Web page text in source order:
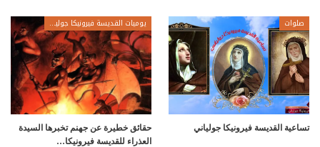
صلوات
تساعية القديسة فيرونيكا جولياني
يوميات القديسة فيرونيكا جولياني
حقائق خطيرة عن جهنم تخبرها السيدة
العذراء للقديسة فيرونيكا…